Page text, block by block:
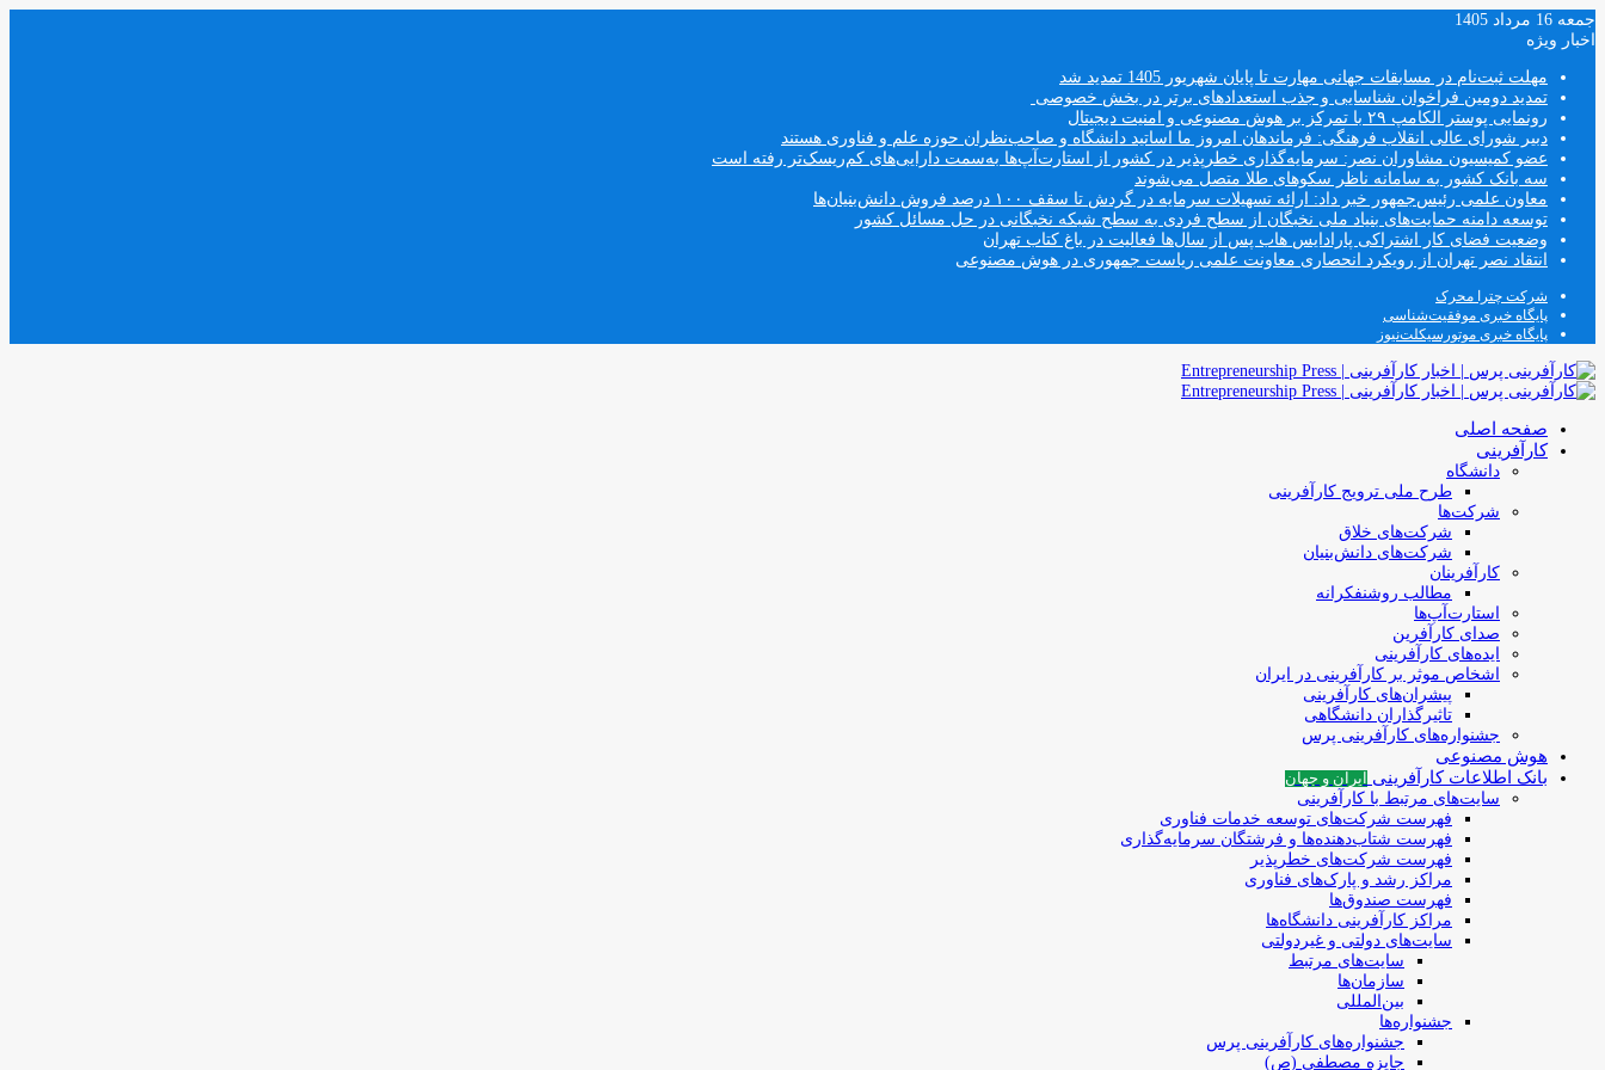
جمعه 16 مرداد 1405
اخبار ویژه
مهلت ثبت‌نام در مسابقات جهانی مهارت تا پایان شهریور 1405 تمدید شد
تمدید دومین فراخوان شناسایی و جذب استعدادهای برتر در بخش خصوصی
رونمایی پوستر الکامپ ۲۹ با تمرکز بر هوش مصنوعی و امنیت دیجیتال
دبیر شورای عالی انقلاب فرهنگی: فرماندهان امروز ما اساتید دانشگاه و صاحب‌نظران حوزه علم و فناوری هستند
عضو کمیسیون مشاوران نصر: سرمایه‌گذاری خطرپذیر در کشور از استارت‌آپ‌ها به‌سمت دارایی‌های کم‌ریسک‌تر رفته است
سه بانک کشور به سامانه ناظر سکوهای طلا متصل می‌شوند
معاون علمی رئیس‌جمهور خبر داد: ارائه تسهیلات سرمایه در گردش تا سقف ۱۰۰ درصد فروش دانش‌بنیان‌ها
توسعه دامنه حمایت‌های بنیاد ملی نخبگان از سطح فردی به سطح شبکه نخبگانی در حل مسائل کشور
وضعیت فضای کار اشتراکی پارادایس هاب پس از سال‌ها فعالیت در باغ کتاب تهران
انتقاد نصر تهران از رویکرد انحصاری معاونت علمی ریاست جمهوری در هوش مصنوعی
شرکت چترا محرک
پایگاه خبری موفقیت‌شناسی
پایگاه خبری موتورسیکلت‌نیوز
صفحه اصلی
کارآفرینی
دانشگاه
طرح ملی ترویج کارآفرینی
شرکت‌ها
شرکت‌های خلاق
شرکت‌های دانش‌بنیان
کارآفرینان
مطالب روشنفکرانه
استارت‌آپ‌ها
صدای کارآفرین
ایده‌های کارآفرینی
اشخاص موثر بر کارآفرینی در ایران
پیشران‌های کارآفرینی
تاثیرگذاران دانشگاهی
جشنواره‌های کارآفرینی‌ پرس
هوش مصنوعی
بانک اطلاعات کارآفرینی
ایران و جهان
سایت‌های مرتبط با کارآفرینی
فهرست شرکت‌های‌‌ توسعه‌ خدمات فناوری
فهرست شتاب‌دهنده‌ها‌ و فرشتگان‌ سرمایه‌گذاری
فهرست شرکت‌های خطرپذیر
مراکز رشد و پارک‌های فناوری
فهرست صندوق‌ها
مراکز کارآفرینی دانشگاه‌ها
سایت‌های دولتی و غیردولتی
سایت‌های مرتبط
سازمان‌ها
بین‌المللی
جشنواره‌ها
جشنواره‌های کارآفرینی‌ پرس
جایزه مصطفی (ص)